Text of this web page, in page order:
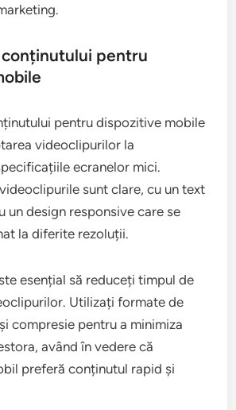
de marketing video pentru
utilizarea formatelor scurte de
reclamelor video în aplicații
maximizarea impactului
pentru
videoclipurilor la
ecranelor mici.
sunt clare, cu un text
un design responsive care se
la diferite rezoluții.